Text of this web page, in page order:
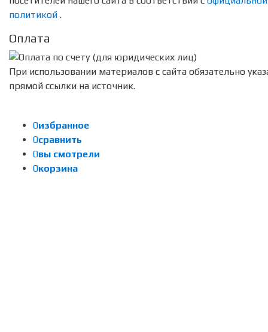
политикой .
Оплата
При использовании материалов с сайта обязательно
прямой ссылки на источник.
0избранное
0сравнить
0вы смотрели
0корзина